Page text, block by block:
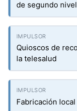
de segundo nivel
Quioscos de
la telesalud
Fabricación